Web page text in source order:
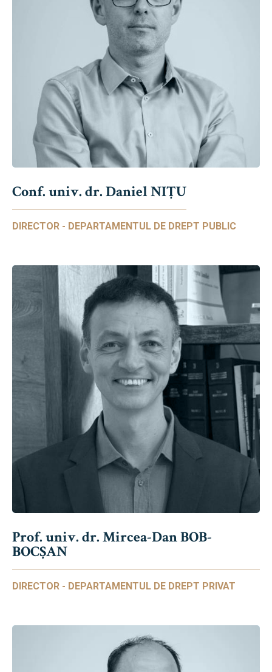
Conf. univ. dr. Daniel NIŢU
DIRECTOR - DEPARTAMENTUL DE DREPT PUBLIC
Prof. univ. dr. Mircea-Dan BOB-
BOCȘAN
DIRECTOR - DEPARTAMENTUL DE DREPT PRIVAT